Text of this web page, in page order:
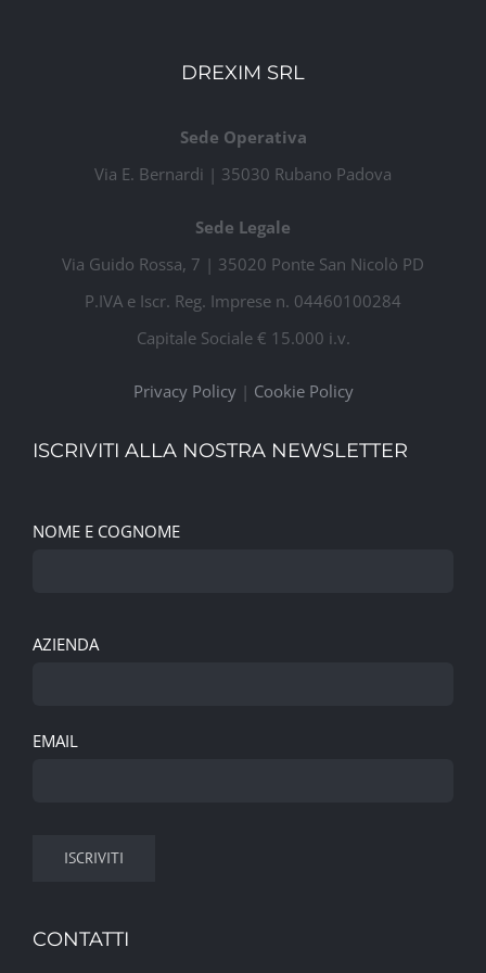
DREXIM SRL
Sede Operativa
Via E. Bernardi | 35030 Rubano Padova
Sede Legale
Via Guido Rossa, 7 | 35020 Ponte San Nicolò PD
P.IVA e Iscr. Reg. Imprese n. 04460100284
Capitale Sociale € 15.000 i.v.
Privacy Policy| Cookie Policy
ISCRIVITI ALLA NOSTRA NEWSLETTER
NOME E COGNOME
AZIENDA
EMAIL
CONTATTI